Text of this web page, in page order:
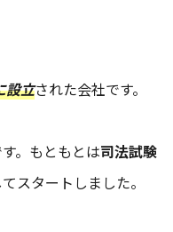
設立された会社です。
。もともとは司法試験
スタートしました。